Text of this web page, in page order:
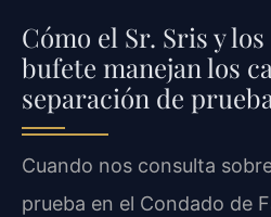
Cómo el Sr. Sris y
bufete manejan los
separación de prueba
Cuando nos consulta
prueba en el Condado de